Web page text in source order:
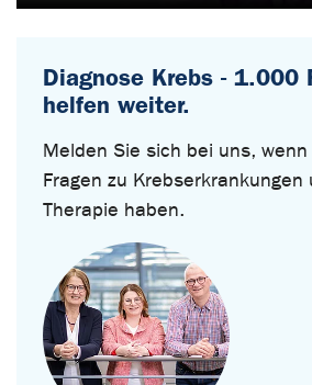
Diagnose Krebs - 1.000
helfen weiter.
Melden Sie sich bei uns,
Fragen zu Krebserkrankungen
Therapie haben.